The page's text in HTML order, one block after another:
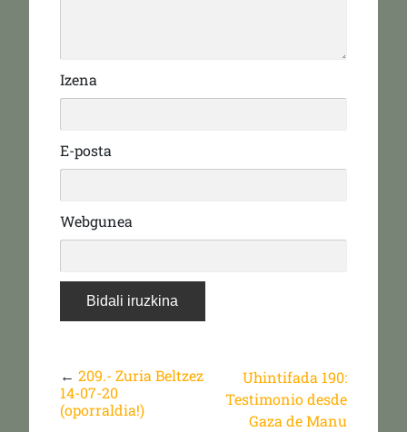
Izena
E-posta
Webgunea
← 209.- Zuria Beltzez
14-07-20
(oporraldia!)
Uhintifada 190:
Testimonio desde
Gaza de Manu